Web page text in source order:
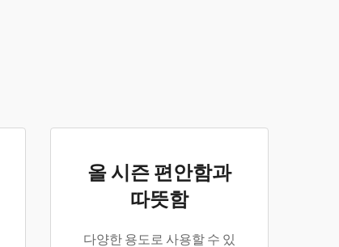
올 시즌 편안함과
따뜻함
다양한 용도로 사용할 수 있